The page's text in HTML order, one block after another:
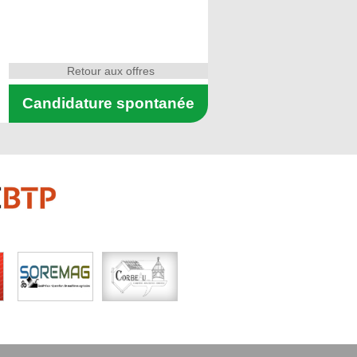
Candidature spontanée
Retour aux offres